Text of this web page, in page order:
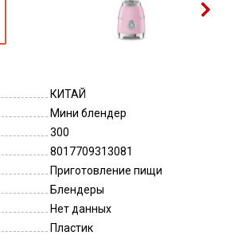
КИТАЙ
Мини блендер
300
8017709313081
Приготовление пищи
Блендеры
Нет данных
Пластик